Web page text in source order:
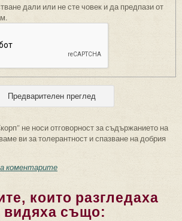
дали или не сте човек и да предпази от
не носи отговорност за съдържанието на
ви за толерантност и спазване на добрия
коментарите
които разгледаха
видяха също: